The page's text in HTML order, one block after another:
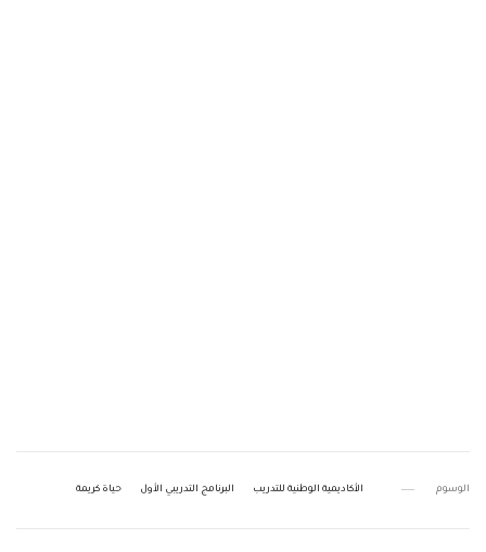
الوسوم الأكاديمية الوطنية للتدريب البرنامج التدريبي الأول حياة كريمة